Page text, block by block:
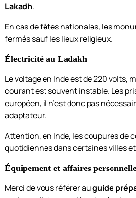
Lakadh.
En cas de fêtes nationales, les
fermés sauf les lieux religieux.
Électricité au Ladakh
Le voltage en Inde est de 220 volts,
courant est souvent instable. Les
européen, il n’est donc pas
adaptateur.
Attention, en Inde, les coupures de
quotidiennes dans certaines villes
Équipement et affaires
Merci de vous référer auguide